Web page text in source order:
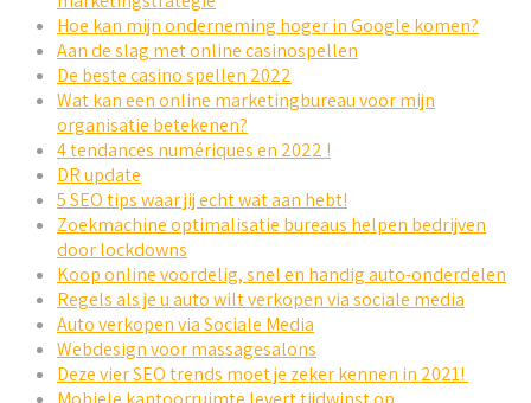
Hoe kan mijn onderneming hoger in Google komen?
Aan de slag met online casinospellen
De beste casino spellen 2022
Wat kan een online marketingbureau voor mijn
organisatie betekenen?
4 tendances numériques en 2022 !
DR update
5 SEO tips waar jij echt wat aan hebt!
Zoekmachine optimalisatie bureaus helpen bedrijven
door lockdowns
Koop online voordelig, snel en handig auto-onderdelen
Regels als je u auto wilt verkopen via sociale media
Auto verkopen via Sociale Media
Webdesign voor massagesalons
Deze vier SEO trends moet je zeker kennen in 2021!